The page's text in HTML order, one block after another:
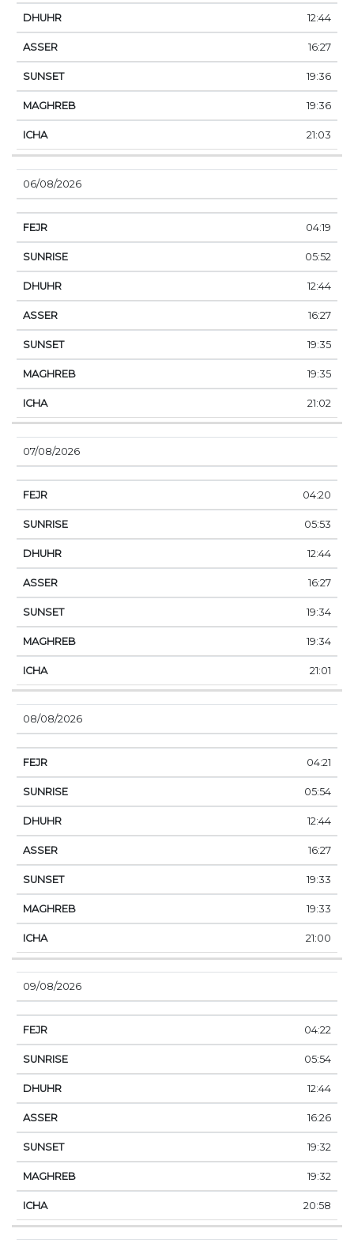
12:44
16:27
19:36
19:36
21:03
06/08/2026
04:19
05:52
12:44
16:27
19:35
19:35
21:02
07/08/2026
04:20
05:53
12:44
16:27
19:34
19:34
21:01
08/08/2026
04:21
05:54
12:44
16:27
19:33
19:33
21:00
09/08/2026
04:22
05:54
12:44
16:26
19:32
19:32
20:58